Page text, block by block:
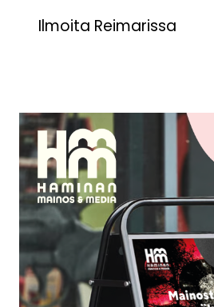
Ilmoita Reimarissa